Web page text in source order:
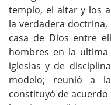
templo, el altar y los
la verdadera
casa de Dios entre
hombres en la
iglesias y de
modelo; reunió a
constituyó de acuerdo